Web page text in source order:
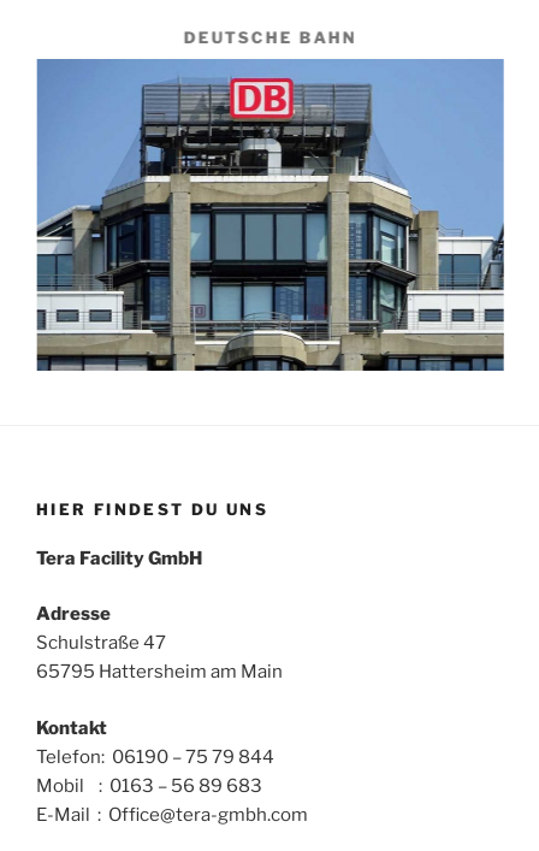
DEUTSCHE BAHN
HIER FINDEST DU UNS
Tera Facility GmbH
Adresse
Schulstraße 47
65795 Hattersheim am Main
Kontakt
Telefon: 06190 – 75 79 844
Mobil : 0163 – 56 89 683
E-Mail : Office@tera-gmbh.com